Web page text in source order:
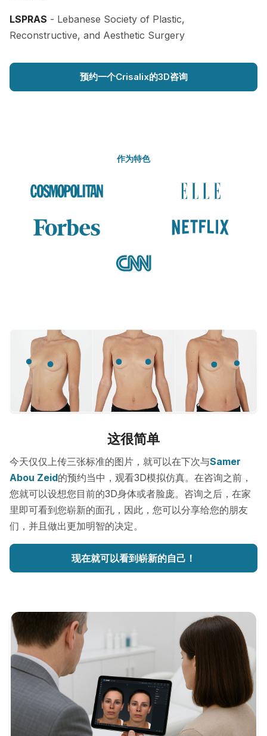
LSPRAS - Lebanese Society of Plastic,
Reconstructive, and Aesthetic Surgery
预约一个Crisalix的3D咨询
作为特色
这很简单
今天仅仅上传三张标准的图片，就可以在下次与Samer
Abou Zeid的预约当中，观看3D模拟仿真。在咨询之前，
您就可以设想您目前的3D身体或者脸庞。咨询之后，在家
里即可看到您崭新的面孔，因此，您可以分享给您的朋友
们，并且做出更加明智的决定。
现在就可以看到崭新的自己！